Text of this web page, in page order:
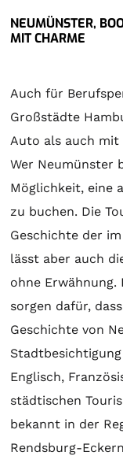
NEUMÜNSTER,
MIT CHARME
Auch für
Großstädte
Auto als auch mit
Wer Neumünster
Möglichkeit, eine
zu buchen. Die
Geschichte der
lässt aber auch
ohne
sorgen dafür,
Geschichte von
Englisch,
städtischen
bekannt in der
Rendsburg-